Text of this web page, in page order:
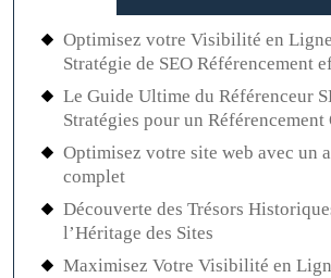
Optimisez votre Visibilité en
Stratégie de SEO Référencement
Le Guide Ultime du Référenceur
Stratégies pour un
Optimisez votre site web avec un
complet
Découverte des Trésors
l’Héritage des Sites
Maximisez Votre Visibilité en